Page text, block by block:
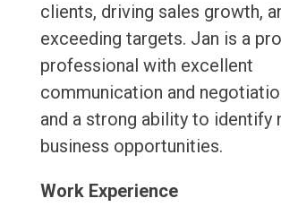
clients, driving sales growth,
exceeding targets. Jan is a
professional with excellent
communication and
and a strong ability to identify
business opportunities.
Work Experience